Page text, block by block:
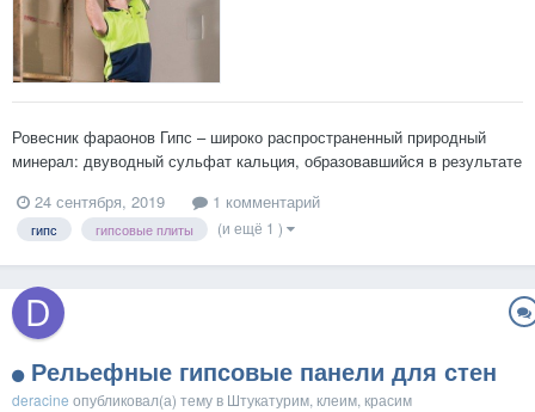
Ровесник фараонов Гипс – широко распространенный природный
минерал: двуводный сульфат кальция, образовавшийся в результате
своей доступности, простоте переработки и способности поглощать
воду, образуя при застывании прочное соединен...
24 сентября, 2019 1 комментарий
гипс гипсовые плиты (и ещё 1 )
Рельефные гипсовые панели для стен
deracine опубликовал(а) тему в Штукатурим, клеим, красим